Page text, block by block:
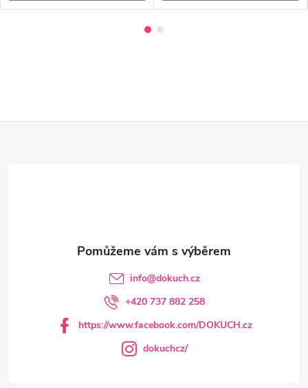
info@dokuch.cz
+420 737 882 258
https://www.facebook.com/DOKUCH.cz
dokuchcz/